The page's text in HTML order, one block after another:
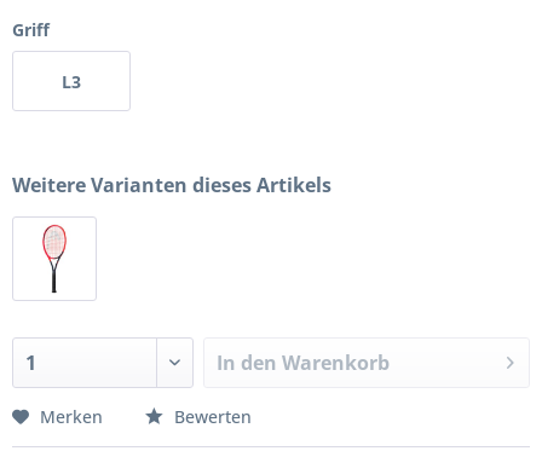
Griff
L3
Weitere Varianten dieses Artikels
In den Warenkorb
Merken Bewerten